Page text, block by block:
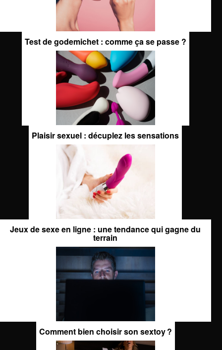
Test de godemichet : comme ça se passe ?
Plaisir sexuel : décuplez les sensations
Jeux de sexe en ligne : une tendance qui gagne du
terrain
Comment bien choisir son sextoy ?